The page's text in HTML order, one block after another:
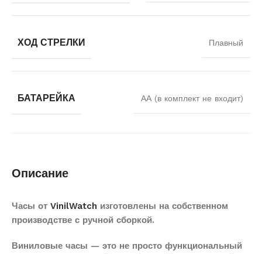
ХОД СТРЕЛКИ Плавный
БАТАРЕЙКА АА (в комплект не входит)
Описание
Часы от VinilWatch изготовлены на собственном
производстве с ручной сборкой.
Виниловые часы — это не просто функциональный